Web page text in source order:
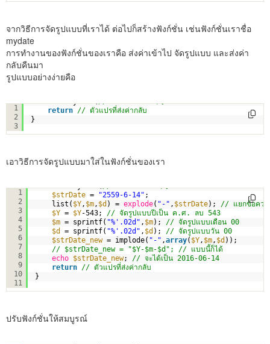
จากวิธีการจัดรูปแบบที่เราได้ ต่อไปก็สร้างฟังก์ชั่น เช่นฟังก์ชั่นเราชื่อ
mydate
การทำงานของฟังก์ชั่นของเราคือ ส่งค่าเข้าไป จัดรูปแบบ และส่งค่า
กลับคืนมา
รูปแบบอย่างง่ายคือ
1
2
3
return // ตัวแปรที่ส่งค่ากลับ
}
เอาวิธีการจัดรูปแบบมาใส่ในฟังก์ชั่นของเรา
1
2
3
4
5
6
7
8
9
10
11
$strDate = "2559-6-14" ;
list( $Y , $m , $d ) = explode( "-" , $strDate); // แยกข้อควา
$Y = $Y-543; // จัดรูปแบบปีเป็น ค.ศ. ลบ 543
$m = sprintf( "%'.02d" , $m); // จัดรูปแบบเดือน 00
$d
= sprintf( "%'.02d" , $d ); // จัดรูปแบบวัน 00
$strDate_new = implode( "-" ,array( $Y , $m , $d ));
// $strDate_new = "$Y-$m-$d"; // แบบนี้ก็ได้
echo $strDate_new; // จะได้เป็น 2016-06-14
return // ตัวแปรที่ส่งค่ากลับ
}
ปรับฟังก์ชั่นให้สมบูรณ์